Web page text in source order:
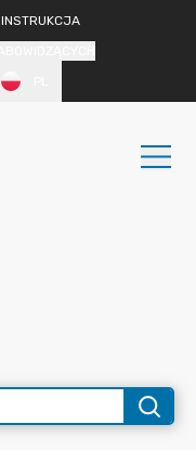
INSTRUKCJA